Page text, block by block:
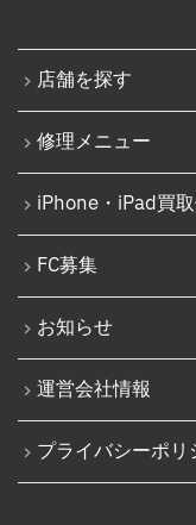
Nintendo
Nintendo
Nintendo
iPod修理実績
iPodバッテリー
パソコン修理実
パソコン液晶
パソコンバッテ
パソコンその
iPhone 15
iPhone 15 Pro
iPhone 16
iPhone 16 Plus
iPhone 16 Pro
iPhone 16 Pro
iPhone 17
店舗を探す
修理メニュー
iPhone・iPad買
FC募集
お知らせ
運営会社情報
プライバシーポリ